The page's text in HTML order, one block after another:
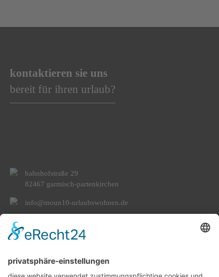
kontaktieren sie uns
bereit für ihren urlaub?
bahnhofstraße 29
82467 garmisch-partenkirchen
info@moun10-urlaubswohnen.de